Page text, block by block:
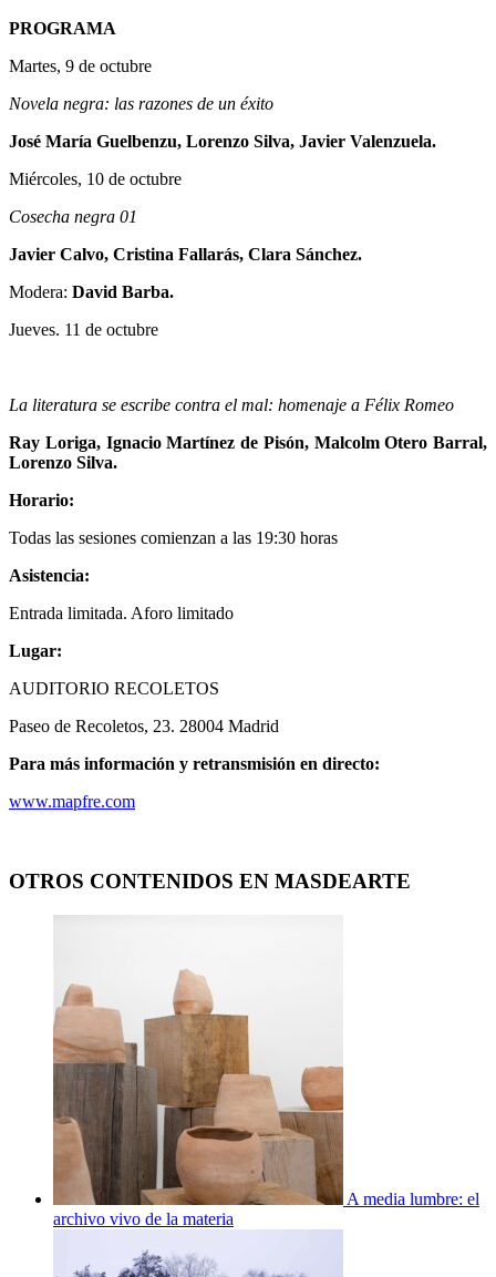
PROGRAMA
Martes, 9 de octubre
Novela negra: las razones de un éxito
José María Guelbenzu, Lorenzo Silva, Javier Valenzuela.
Miércoles, 10 de octubre
Cosecha negra 01
Javier Calvo, Cristina Fallarás, Clara Sánchez.
Modera: David Barba.
Jueves. 11 de octubre
La literatura se escribe contra el mal: homenaje a Félix Romeo
Ray Loriga, Ignacio Martínez de Pisón, Malcolm Otero Barral,
Lorenzo Silva.
Horario:
Todas las sesiones comienzan a las 19:30 horas
Asistencia:
Entrada limitada. Aforo limitado
Lugar:
AUDITORIO RECOLETOS
Paseo de Recoletos, 23. 28004 Madrid
Para más información y retransmisión en directo:
www.mapfre.com
OTROS CONTENIDOS EN MASDEARTE
A media lumbre: el
archivo vivo de la materia